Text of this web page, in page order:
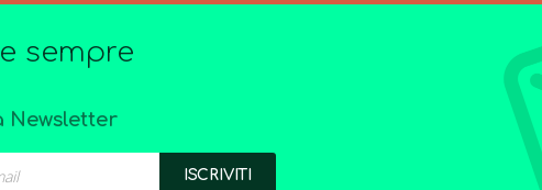
sempre
Newsletter